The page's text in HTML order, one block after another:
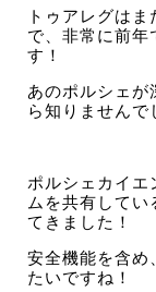
トゥアレグは
で、非常に前年
す！
あのポルシェが
ら知りませんで
ポルシェカイエ
ムを共有して
てきました！
安全機能を含め
たいですね！